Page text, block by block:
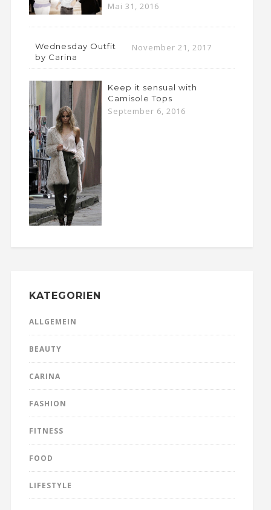
Mai 31, 2016
Wednesday Outfit
by Carina
November 21, 2017
Keep it sensual with
Camisole Tops
September 6, 2016
KATEGORIEN
ALLGEMEIN
BEAUTY
CARINA
FASHION
FITNESS
FOOD
LIFESTYLE